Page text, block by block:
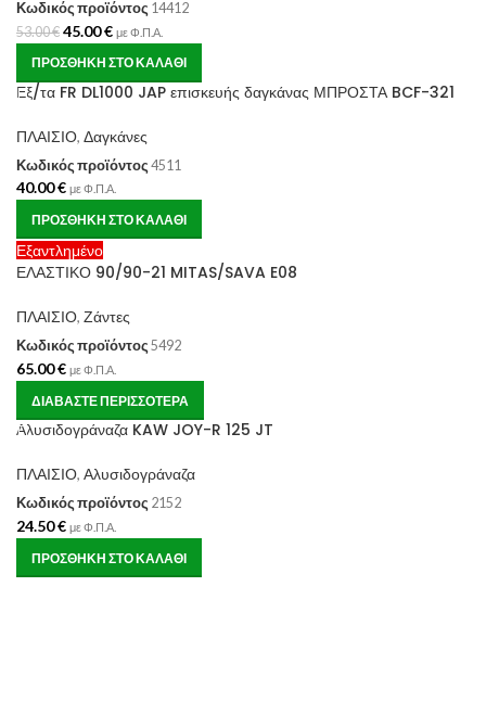
Κωδικός προϊόντος 14412
53.00€ 45.00€ με Φ.Π.Α.
ΠΡΟΣΘΉΚΗ ΣΤΟ ΚΑΛΆΘΙ
Εξ/τα FR DL1000 JAP επισκευής δαγκάνας ΜΠΡΟΣΤΑ BCF-321
ΠΛΑΙΣΙΟ, Δαγκάνες
Κωδικός προϊόντος 4511
40.00€ με Φ.Π.Α.
ΠΡΟΣΘΉΚΗ ΣΤΟ ΚΑΛΆΘΙ
Εξαντλημένο
ΕΛΑΣΤΙΚΟ 90/90-21 MITAS/SAVA E08
ΠΛΑΙΣΙΟ, Ζάντες
Κωδικός προϊόντος 5492
65.00€ με Φ.Π.Α.
ΔΙΑΒΆΣΤΕ ΠΕΡΙΣΣΌΤΕΡΑ
Αλυσιδογράναζα KAW JOY-R 125 JT
ΠΛΑΙΣΙΟ, Αλυσιδογράναζα
Κωδικός προϊόντος 2152
24.50€ με Φ.Π.Α.
ΠΡΟΣΘΉΚΗ ΣΤΟ ΚΑΛΆΘΙ